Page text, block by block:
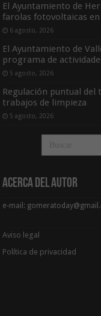
El Ayuntamiento de
farolas fotovoltaicas en
6 agosto, 2026
El Ayuntamiento de
programa de
5 agosto, 2026
Regulación puntual
trabajos de limpieza
5 agosto, 2026
Acerca del Autor
e-mail:
Aviso legal
Política de privacidad